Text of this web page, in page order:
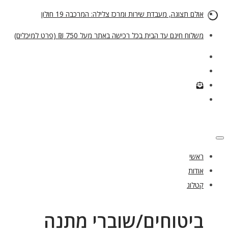
אולם תצוגה, מעבדת שירות ומרכז צלילה: המרכבה 19 חולון
משלוח חינם עד הבית בכל רכישה באתר מעל 750 ₪ (פרט למיכלים)
ראשי
אודות
קטלוג
ביטוחים/שוברי מתנה